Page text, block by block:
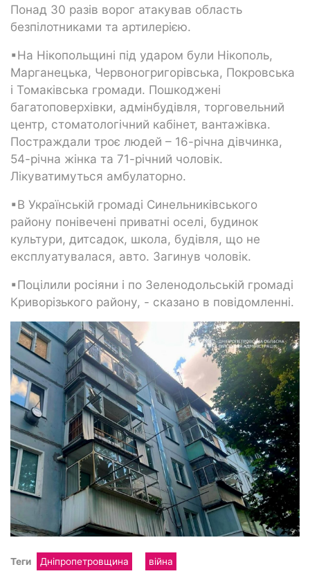
Понад 30 разів ворог атакував область
безпілотниками та артилерією.
▪На Нікопольщині під ударом були Нікополь,
Марганецька, Червоногригорівська, Покровська
і Томаківська громади. Пошкоджені
багатоповерхівки, адмінбудівля, торговельний
центр, стоматологічний кабінет, вантажівка.
Постраждали троє людей – 16-річна дівчинка,
54-річна жінка та 71-річний чоловік.
Лікуватимуться амбулаторно.
▪В Українській громаді Синельниківського
району понівечені приватні оселі, будинок
культури, дитсадок, школа, будівля, що не
експлуатувалася, авто. Загинув чоловік.
▪Поцілили росіяни і по Зеленодольській громаді
Криворізького району, - сказано в повідомленні.
Теги Дніпропетровщина війна